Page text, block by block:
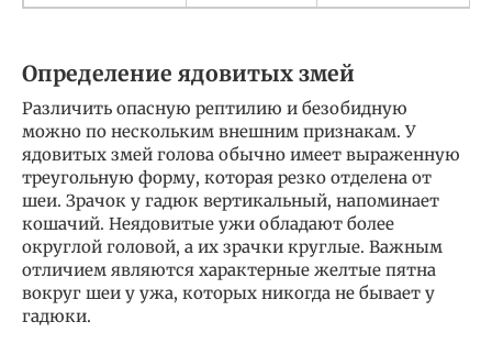
Определение ядовитых змей
Различить опасную рептилию и безобидную
можно по нескольким внешним признакам. У
ядовитых змей голова обычно имеет выраженную
треугольную форму, которая резко отделена от
шеи. Зрачок у гадюк вертикальный, напоминает
кошачий. Неядовитые ужи обладают более
округлой головой, а их зрачки круглые. Важным
отличием являются характерные желтые пятна
вокруг шеи у ужа, которых никогда не бывает у
гадюки.